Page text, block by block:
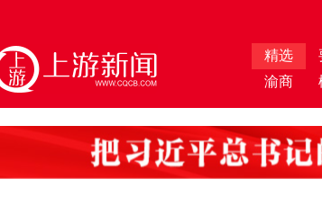
精选
渝商